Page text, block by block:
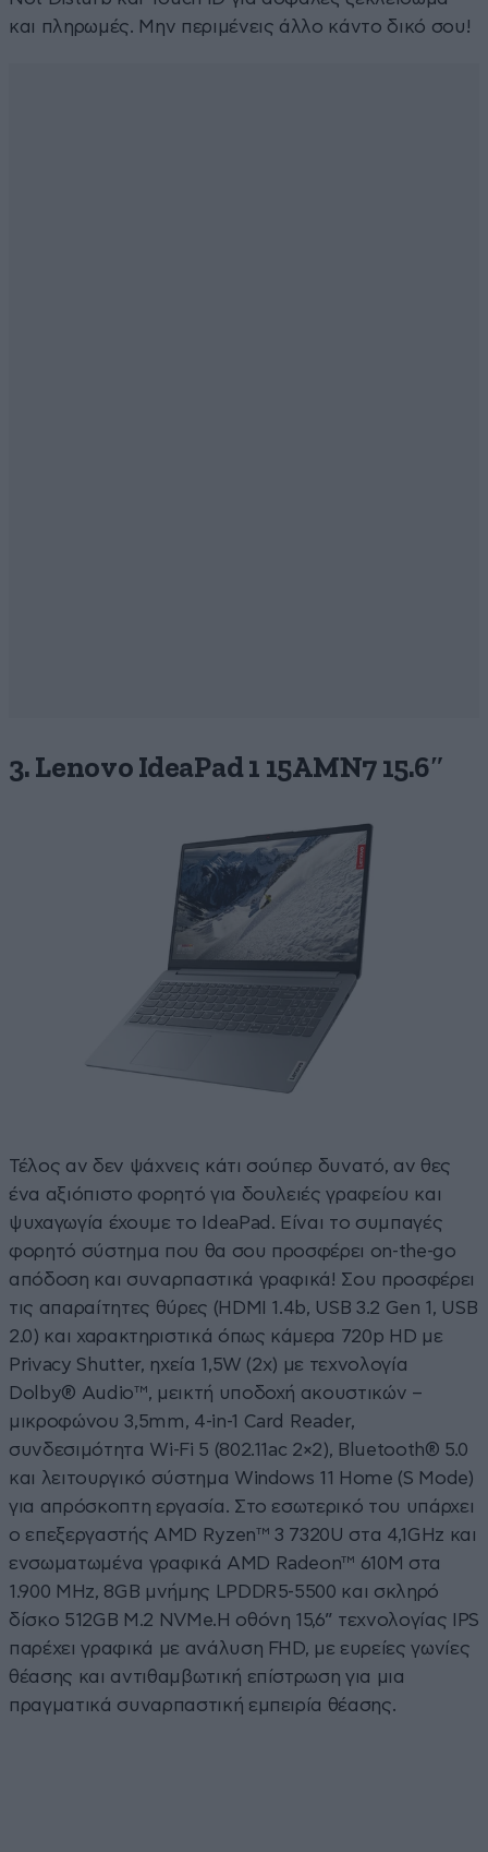
και πληρωμές. Μην περιμένεις άλλο κάντο δικό σου!
3. Lenovo IdeaPad 1 15AMN7 15.6″
Τέλος αν δεν ψάχνεις κάτι σούπερ δυνατό, αν θες
ένα αξιόπιστο φορητό για δουλειές γραφείου και
ψυχαγωγία έχουμε το IdeaPad. Είναι το συμπαγές
φορητό σύστημα που θα σου προσφέρει on-the-go
απόδοση και συναρπαστικά γραφικά! Σου προσφέρει
τις απαραίτητες θύρες (HDMI 1.4b, USB 3.2 Gen 1, USB
2.0) και χαρακτηριστικά όπως κάμερα 720p HD με
Privacy Shutter, ηχεία 1,5W (2x) με τεχνολογία
Dolby® Audio™, μεικτή υποδοχή ακουστικών –
μικροφώνου 3,5mm, 4-in-1 Card Reader,
συνδεσιμότητα Wi-Fi 5 (802.11ac 2×2), Bluetooth® 5.0
και λειτουργικό σύστημα Windows 11 Home (S Mode)
για απρόσκοπτη εργασία. Στο εσωτερικό του υπάρχει
ο επεξεργαστής AMD Ryzen™ 3 7320U στα 4,1GHz και
ενσωματωμένα γραφικά AMD Radeon™ 610M στα
1.900 MHz, 8GB μνήμης LPDDR5-5500 και σκληρό
δίσκο 512GB M.2 NVMe.Η οθόνη 15,6” τεχνολογίας IPS
παρέχει γραφικά με ανάλυση FHD, με ευρείες γωνίες
θέασης και αντιθαμβωτική επίστρωση για μια
πραγματικά συναρπαστική εμπειρία θέασης.